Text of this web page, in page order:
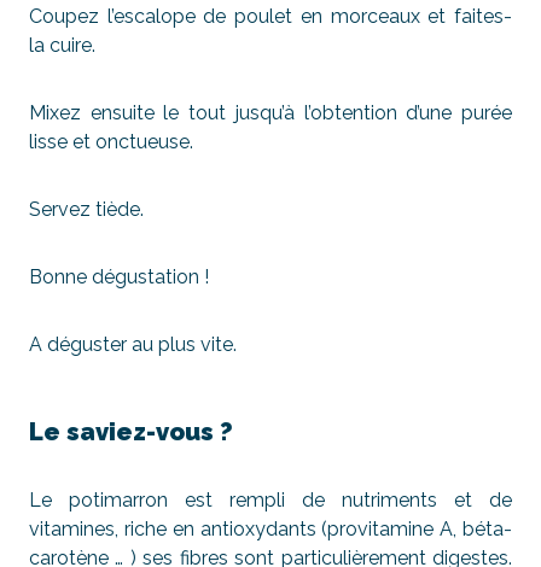
Coupez l’escalope de poulet en morceaux et faites-
la cuire.
Mixez ensuite le tout jusqu’à l’obtention d’une purée
lisse et onctueuse.
Servez tiède.
Bonne dégustation !
A déguster au plus vite.
Le saviez-vous ?
Le potimarron est rempli de nutriments et de
vitamines, riche en antioxydants (provitamine A, béta-
carotène … ) ses fibres sont particulièrement digestes.